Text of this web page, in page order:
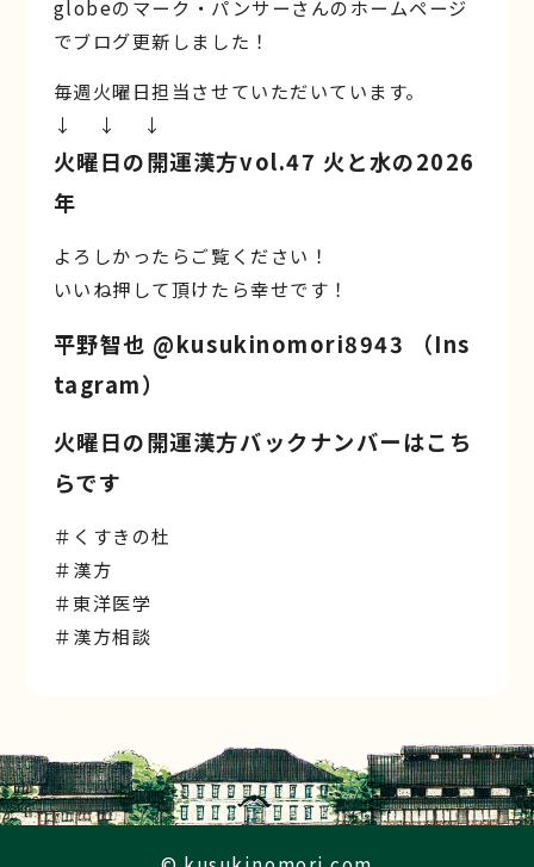
globeのマーク・パンサーさんのホームページ
でブログ更新しました！
毎週火曜日担当させていただいています。
↓ ↓ ↓
火曜日の開運漢方vol.47 火と水の2026
年
よろしかったらご覧ください！
いいね押して頂けたら幸せです！
平野智也 @kusukinomori8943 （Ins
tagram）
火曜日の開運漢方バックナンバーはこち
らです
＃くすきの杜
＃漢方
＃東洋医学
＃漢方相談